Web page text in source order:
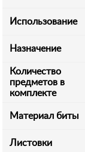
Использование
Назначение
Количество
предметов в
комплекте
Материал биты
Листовки